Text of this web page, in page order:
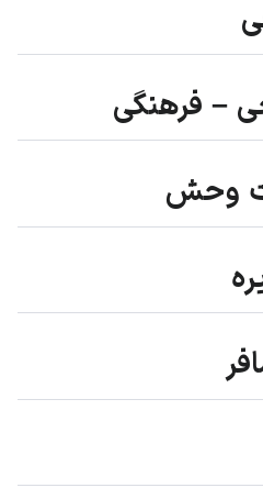
– فرهنگی
وحش